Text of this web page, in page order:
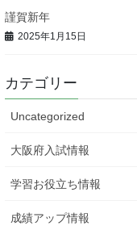
謹賀新年
2025年1月15日
カテゴリー
Uncategorized
大阪府入試情報
学習お役立ち情報
成績アップ情報